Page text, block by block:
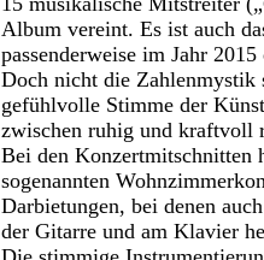
Album vereint. Es ist auch
passenderweise im Jahr
Doch nicht die Zahlenmystik
gefühlvolle Stimme der
zwischen ruhig und kraftvoll
Bei den Konzertmitschnitten
sogenannten
Darbietungen, bei denen
der Gitarre und am Klavier